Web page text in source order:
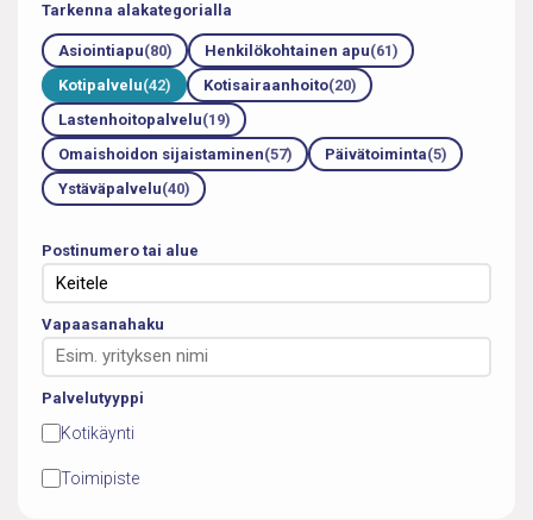
Tarkenna alakategorialla
Asiointiapu(80) Henkilökohtainen apu(61)
Kotipalvelu(42) Kotisairaanhoito(20)
Lastenhoitopalvelu(19)
Omaishoidon sijaistaminen(57) Päivätoiminta(5)
Ystäväpalvelu(40)
Postinumero tai alue
Vapaasanahaku
Palvelutyyppi
Kotikäynti
Toimipiste